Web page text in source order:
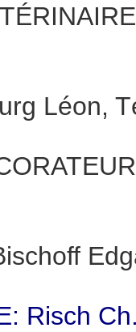
Léon,
Risch